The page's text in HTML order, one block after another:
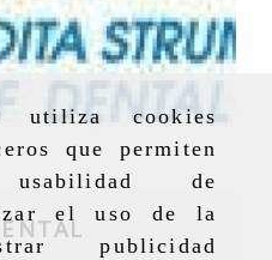
utiliza cookies
que permiten
de
el uso de la
publicidad